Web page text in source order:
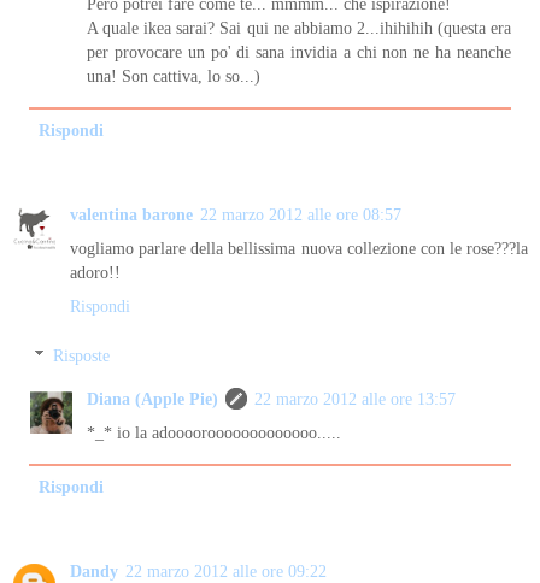
A quale ikea sarai? Sai qui ne abbiamo 2...ihihihih (questa era
per provocare un po' di sana invidia a chi non ne ha neanche
una! Son cattiva, lo so...)
Rispondi
valentina barone 22 marzo 2012 alle ore 08:57
vogliamo parlare della bellissima nuova collezione con le rose???la
adoro!!
Rispondi
Risposte
Diana (Apple Pie)
22 marzo 2012 alle ore 13:57
*_* io la adoooorooooooooooooo.....
Rispondi
Dandy 22 marzo 2012 alle ore 09:22